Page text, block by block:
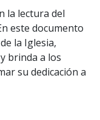
la lectura del
este documento
la Iglesia,
brinda a los
su dedicación a